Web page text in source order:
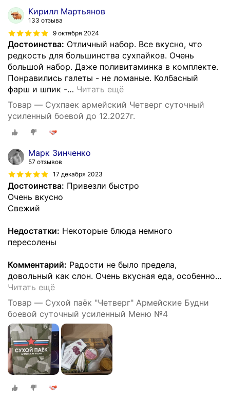
Кирилл Мартьянов
133 отзыва
9 октября 2024
Достоинства: Отличный набор. Все вкусно, что
редкость для большинства сухпайков. Очень
большой набор. Даже поливитаминка в комплекте.
Понравились галеты - не ломаные. Колбасный
фарш и шпик -… Читать ещё
Товар — Сухпаек армейский Четверг суточный
усиленный боевой до 12.2027г.
Марк Зинченко
57 отзывов
17 декабря 2023
Достоинства: Привезли быстро
Очень вкусно
Свежий
Недостатки: Некоторые блюда немного
пересолены
Комментарий: Радости не было предела,
довольный как слон. Очень вкусная еда, особенно…
Читать ещё
Товар — Cухой паёк "Четверг" Армейские Будни
боевой суточный усиленный Меню №4